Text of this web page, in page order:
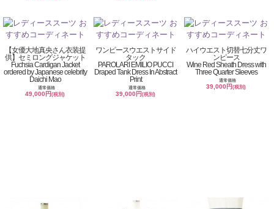
【女優大地真央さん衣装提
供】セミロングジャケット
Fuchsia Cardigan Jacket
ordered by Japanese celebrity
Daichi Mao
通常価格
49,000円(税別)
ワンピースウエストサイド
タック
PAROLARI EMILIO PUCCI
Draped Tank Dress In Abstract
Print
通常価格
39,000円(税別)
ハイウエスト切替七分丈ワ
ンピース
Wine Red Sheath Dress with
Three Quarter Sleeves
通常価格
39,000円(税別)